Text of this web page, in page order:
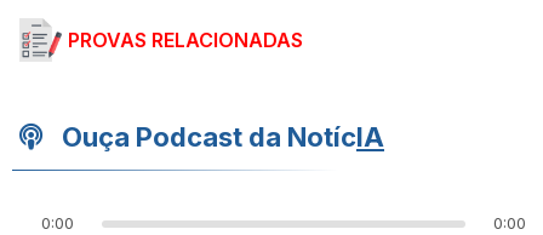
PROVAS RELACIONADAS
Ouça Podcast da NotícIA
0:00 0:00